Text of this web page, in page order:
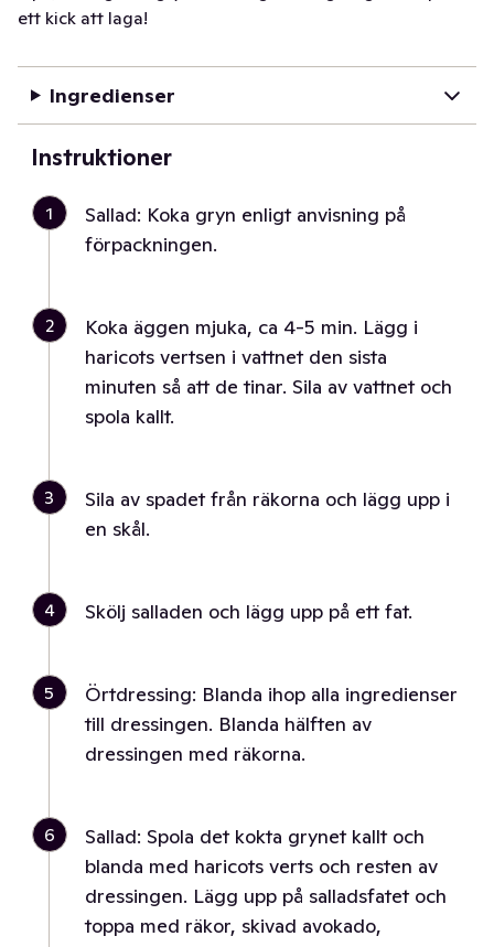
ett kick att laga!
Ingredienser
Instruktioner
1
Sallad: Koka gryn enligt anvisning på
förpackningen.
2
Koka äggen mjuka, ca 4-5 min. Lägg i
haricots vertsen i vattnet den sista
minuten så att de tinar. Sila av vattnet och
spola kallt.
3
Sila av spadet från räkorna och lägg upp i
en skål.
4 Skölj salladen och lägg upp på ett fat.
5
Örtdressing: Blanda ihop alla ingredienser
till dressingen. Blanda hälften av
dressingen med räkorna.
6
Sallad: Spola det kokta grynet kallt och
blanda med haricots verts och resten av
dressingen. Lägg upp på salladsfatet och
toppa med räkor, skivad avokado,